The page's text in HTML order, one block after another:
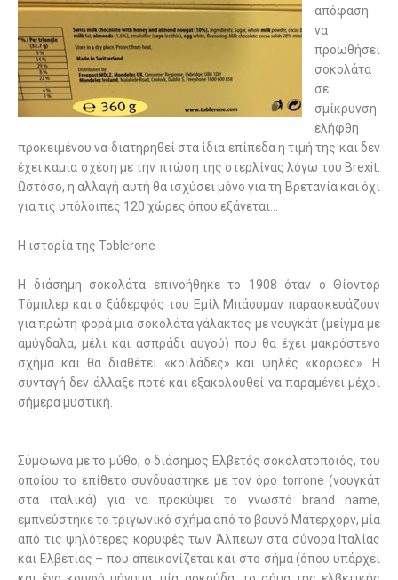
απόφαση
να
προωθήσει
σοκολάτα
σε
σμίκρυνση
ελήφθη
προκειμένου να διατηρηθεί στα ίδια επίπεδα η τιμή της και δεν
έχει καμία σχέση με την πτώση της στερλίνας λόγω του Brexit.
Ωστόσο, η αλλαγή αυτή θα ισχύσει μόνο για τη Βρετανία και όχι
για τις υπόλοιπες 120 χώρες όπου εξάγεται…
Η ιστορία της Toblerone
H διάσημη σοκολάτα επινοήθηκε το 1908 όταν ο Θίοντορ
Τόμπλερ και ο ξάδερφός του Εμίλ Μπάουμαν παρασκευάζουν
για πρώτη φορά μια σοκολάτα γάλακτος με νουγκάτ (μείγμα με
αμύγδαλα, μέλι και ασπράδι αυγού) που θα έχει μακρόστενο
σχήμα και θα διαθέτει «κοιλάδες» και ψηλές «κορφές». Η
συνταγή δεν άλλαξε ποτέ και εξακολουθεί να παραμένει μέχρι
σήμερα μυστική.
Σύμφωνα με το μύθο, ο διάσημος Ελβετός σοκολατοποιός, του
οποίου το επίθετο συνδυάστηκε με τον όρο torrone (νουγκάτ
στα ιταλικά) για να προκύψει το γνωστό
brand name,
εμπνεύστηκε το τριγωνικό σχήμα από το βουνό Μάτερχορν, μία
από τις ψηλότερες κορυφές των Άλπεων στα σύνορα Ιταλίας
και Ελβετίας – που απεικονίζεται και στο σήμα (όπου υπάρχει